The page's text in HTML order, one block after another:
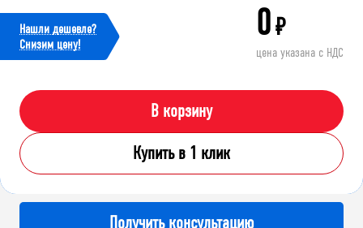
Нашли дешевле?
Cнизим цену!
0₽
цена указана с НДС
В корзину
Купить в 1 клик
Получить консультацию